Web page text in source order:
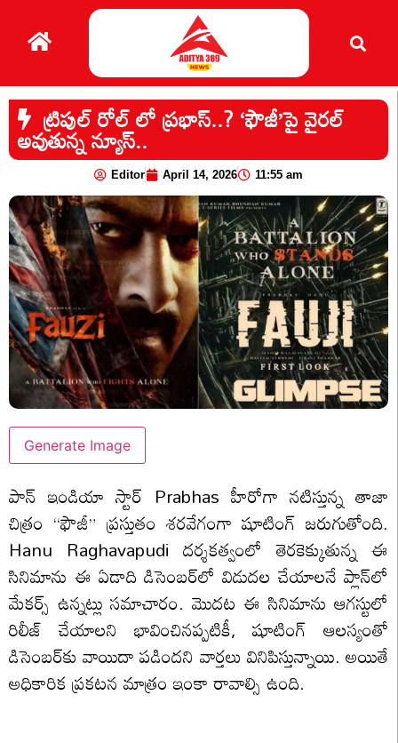
ట్రిపుల్ రోల్ లో ప్రభాస్..? ‘ఫౌజీ’పై వైరల్
అవుతున్న న్యూస్..
Editor April 14, 2026 11:55 am
Generate Image
పాన్ ఇండియా స్టార్ Prabhas హీరోగా నటిస్తున్న తాజా
చిత్రం “ఫౌజీ” ప్రస్తుతం శరవేగంగా షూటింగ్ జరుగుతోంది.
Hanu Raghavapudi దర్శకత్వంలో తెరకెక్కుతున్న ఈ
సినిమాను ఈ ఏడాది డిసెంబర్‌లో విడుదల చేయాలనే ప్లాన్‌లో
మేకర్స్ ఉన్నట్లు సమాచారం. మొదట ఈ సినిమాను ఆగస్టులో
రిలీజ్ చేయాలని భావించినప్పటికీ, షూటింగ్ ఆలస్యంతో
డిసెంబర్‌కు వాయిదా పడిందని వార్తలు వినిపిస్తున్నాయి. అయితే
అధికారిక ప్రకటన మాత్రం ఇంకా రావాల్సి ఉంది.